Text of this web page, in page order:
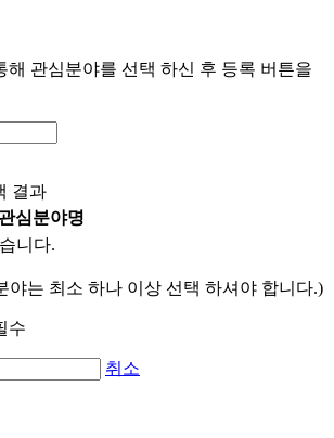
해 관심분야를 선택 하신 후 등록 버튼을
결과
관심분야명
니다.
야는 최소 하나 이상 선택 하셔야 합니다.)
취소